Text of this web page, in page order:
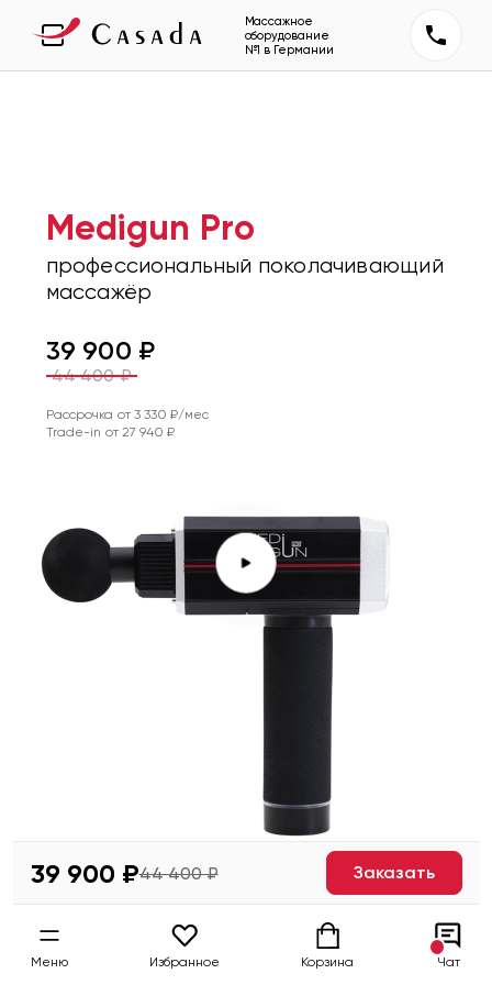
Массажное
оборудование
№1 в Германии
Medigun Pro
профессиональный поколачивающий
массажёр
39 900 ₽
44 400₽
Рассрочка от3 330 ₽/мес
Trade-in от 27 940 ₽
Хорошо
как ни крути
39 900 ₽44 400 ₽ Заказать
Меню Избранное Корзина Чат